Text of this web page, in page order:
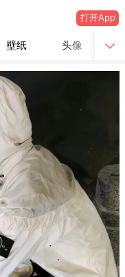
打开App
壁纸 头像